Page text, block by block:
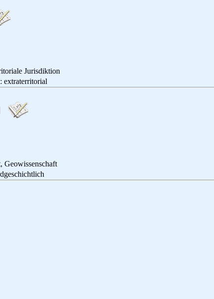
Jurisdiktion
Geowissenschaft